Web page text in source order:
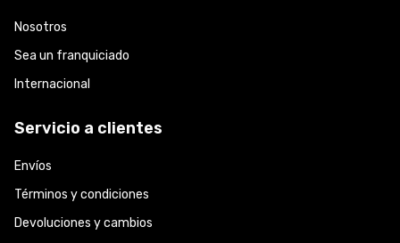
Nosotros
Sea un franquiciado
Internacional
Servicio a clientes
Envíos
Términos y condiciones
Devoluciones y cambios